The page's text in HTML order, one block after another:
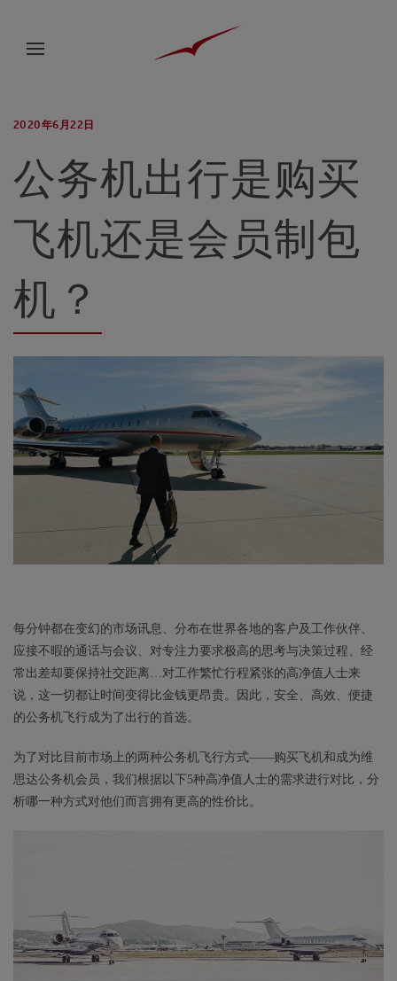
2020年6月22日
公务机出行是购买
飞机还是会员制包
机？
每分钟都在变幻的市场讯息、分布在世界各地的客户及工作伙伴、
应接不暇的通话与会议、对专注力要求极高的思考与决策过程、经
常出差却要保持社交距离…对工作繁忙行程紧张的高净值人士来
说，这一切都让时间变得比金钱更昂贵。因此，安全、高效、便捷
的公务机飞行成为了出行的首选。
为了对比目前市场上的两种公务机飞行方式——购买飞机和成为维
思达公务机会员，我们根据以下5种高净值人士的需求进行对比，分
析哪一种方式对他们而言拥有更高的性价比。